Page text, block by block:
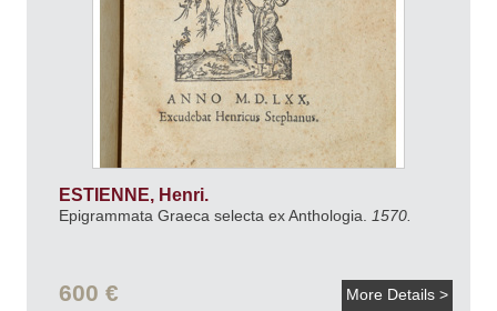
ESTIENNE, Henri.
Epigrammata Graeca selecta ex Anthologia. 1570.
600 € More Details >